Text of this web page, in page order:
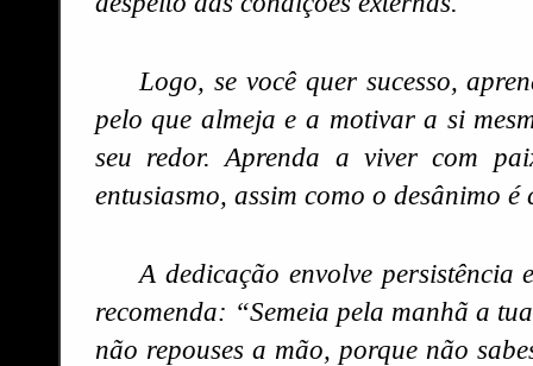
Logo, se você quer sucesso,
pelo que almeja e a motivar a si
seu redor. Aprenda a viver com
entusiasmo, assim como o desânimo é
A dedicação envolve persistência
recomenda: “Semeia pela manhã a
não repouses a mão, porque não